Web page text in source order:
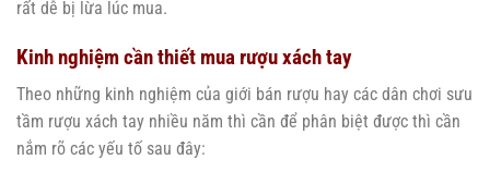
rất dễ bị lừa lúc mua.
Kinh nghiệm cần thiết mua rượu xách tay
Theo những kinh nghiệm của giới bán rượu hay các dân chơi sưu
tầm rượu xách tay nhiều năm thì cần để phân biệt được thì cần
nắm rõ các yếu tố sau đây: